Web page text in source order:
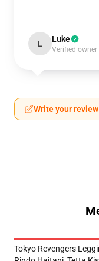
L Luke
Verified owner
Write your review
Tokyo Revengers